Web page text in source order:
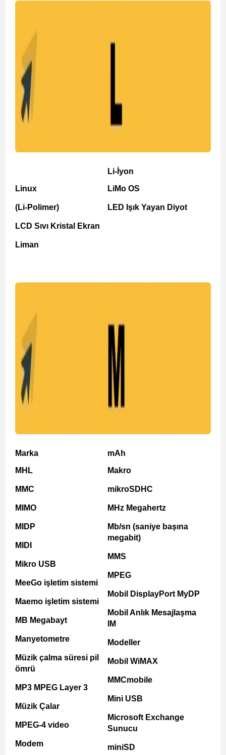
Linux
(Li-Polimer)
LCD Sıvı Kristal Ekran
Liman
Li-İyon
LiMo OS
LED Işık Yayan Diyot
Marka
MHL
MMC
MIMO
MIDP
MIDI
Mikro USB
MeeGo işletim sistemi
Maemo işletim sistemi
MB Megabayt
Manyetometre
Müzik çalma süresi pil
ömrü
MP3 MPEG Layer 3
Müzik Çalar
MPEG-4 video
Modem
mAh
Makro
mikroSDHC
MHz Megahertz
Mb/sn (saniye başına
megabit)
MMS
MPEG
Mobil DisplayPort MyDP
Mobil Anlık Mesajlaşma
IM
Modeller
Mobil WiMAX
MMCmobile
Mini USB
Microsoft Exchange
Sunucu
miniSD